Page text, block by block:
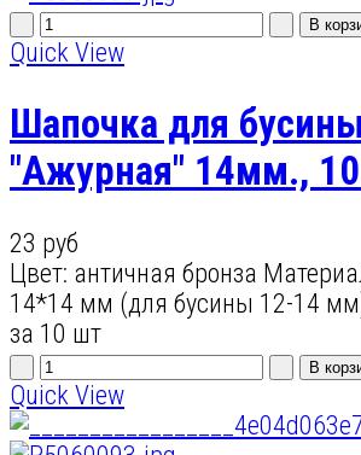
Quick View
Шапочка для бусины
"Ажурная" 14мм.,
23 руб
Цвет: античная бронза
14*14 мм (для бусины 12-14
за 10 шт
Quick View